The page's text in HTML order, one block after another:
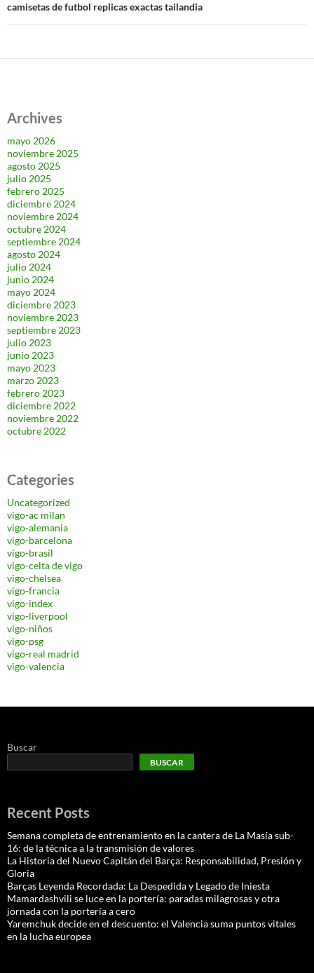
camisetas de futbol replicas exactas tailandia
Archives
mayo 2026
noviembre 2025
agosto 2025
julio 2025
febrero 2025
diciembre 2024
noviembre 2024
octubre 2024
septiembre 2024
agosto 2024
julio 2024
junio 2024
mayo 2024
diciembre 2023
noviembre 2023
septiembre 2023
julio 2023
junio 2023
mayo 2023
marzo 2023
febrero 2023
diciembre 2022
noviembre 2022
octubre 2022
Categories
Uncategorized
vigo-ac milan
vigo-alemania
vigo-barcelona
vigo-brasil
vigo-celta de vigo
vigo-chelsea
vigo-francia
vigo-index
vigo-liverpool
vigo-niños
vigo-psg
vigo-real madrid
vigo-valencia
Buscar
BUSCAR
Recent Posts
Semana completa de entrenamiento en la cantera de La Masía sub-
16: de la técnica a la transmisión de valores
La Historia del Nuevo Capitán del Barça: Responsabilidad, Presión y
Gloria
Barças Leyenda Recordada: La Despedida y Legado de Iniesta
Mamardashvili se luce en la portería: paradas milagrosas y otra
jornada con la portería a cero
Yaremchuk decide en el descuento: el Valencia suma puntos vitales
en la lucha europea